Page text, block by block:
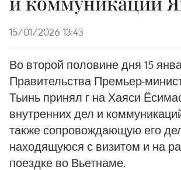
15/01/2026 13:43
Во второй половине дня 15
Правительства Премьер-
Тьинь принял г-на Хаяси
внутренних дел и
также сопровождающую его
находящуюся с визитом и на
поездке во Вьетнаме.